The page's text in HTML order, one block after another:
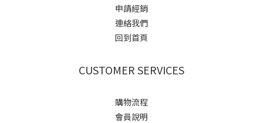
申請經銷
連絡我們
回到首頁
CUSTOMER SERVICES
購物流程
會員說明